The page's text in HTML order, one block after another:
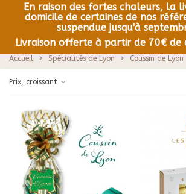
Menu
Accueil > Spécialités de Lyon > Coussin de Lyon
Prix, croissant
En raison des fortes chaleurs, la
domicile de certaines de nos
suspendue jusqu'à
Livraison offerte à partir de 70€ de